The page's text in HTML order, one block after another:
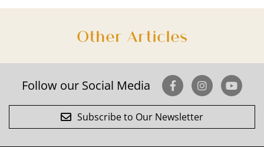
Other Articles
Follow our Social Media
Subscribe to Our Newsletter